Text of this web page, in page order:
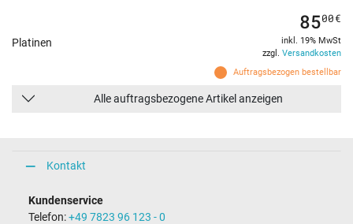
Platinen
Auftragsbezogen bestellbar
8500€
inkl. 19% MwSt
zzgl. Versandkosten
Alle auftragsbezogene Artikel anzeigen
Kontakt
Kundenservice
Telefon:+49 7823 96 123 - 0